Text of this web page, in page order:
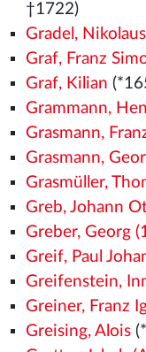
†1722)
Gradel, Nikolaus
Graf, Franz
Graf, Kilian
Grammann,
Grasmann,
Grasmann,
Grasmüller,
Greb, Johann
Greber, Georg
Greif, Paul
Greifenstein,
Greiner, Franz
Greising, Alois